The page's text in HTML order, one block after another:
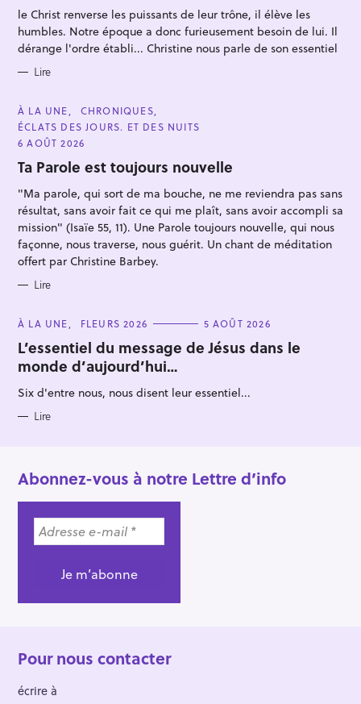
R
I
E
S
le Christ renverse les puissants de leur trône, il élève les
humbles. Notre époque a donc furieusement besoin de lui. Il
dérange l'ordre établi... Christine nous parle de son essentiel
Lire
C
A
T
E
G
O
R
E
À LA UNE
CHRONIQUES
ÉCLATS DES JOURS. ET DES NUITS
6 AOÛT 2026
Ta Parole est toujours nouvelle
"Ma parole, qui sort de ma bouche, ne me reviendra pas sans
résultat, sans avoir fait ce qui me plaît, sans avoir accompli sa
mission" (Isaïe 55, 11). Une Parole toujours nouvelle, qui nous
façonne, nous traverse, nous guérit. Un chant de méditation
offert par Christine Barbey.
Lire
C
T
E
G
O
R
I
S
À LA UNE FLEURS 2026 5 AOÛT 2026
L’essentiel du message de Jésus dans le
monde d’aujourd’hui…
Six d'entre nous, nous disent leur essentiel...
Lire
Abonnez-vous à notre Lettre d’info
Pour nous contacter
écrire à
e
c
h
e
r
c
h
e
r